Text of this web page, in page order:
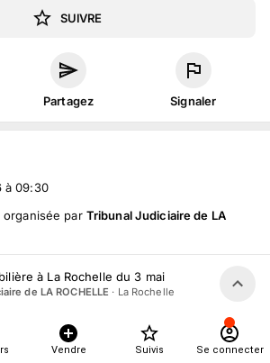
SUIVRE
Partagez Signaler
à 09:30
organisée par Tribunal Judiciaire de LA
Palais, 17000 La Rochelle, France
participer
à La Rochelle du 3 mai
de LA ROCHELLE · La Rochelle
Vendre Suivis Se connecter